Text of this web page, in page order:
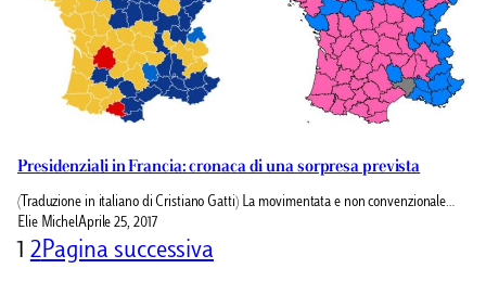
Presidenziali in Francia: cronaca di una sorpresa prevista
(Traduzione in italiano di Cristiano Gatti) La movimentata e non convenzionale…
Elie MichelAprile 25, 2017
1 2Pagina successiva